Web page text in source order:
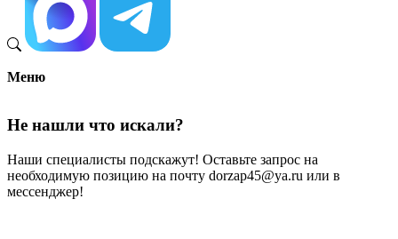
Меню
Не нашли что искали?
Наши специалисты подскажут! Оставьте запрос на
необходимую позицию на почту dorzap45@ya.ru или в
мессенджер!